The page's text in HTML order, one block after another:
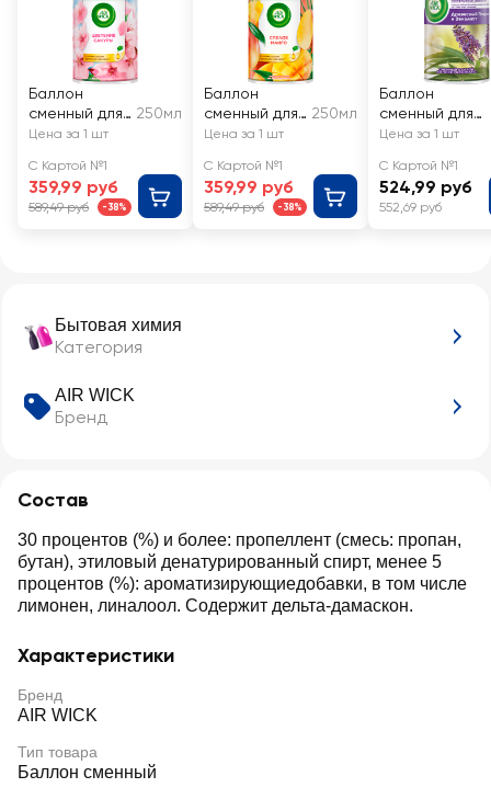
Бытовая химия
Категория
AIR WICK
Бренд
Состав
30 процентов (%) и более: пропеллент (смесь: пропан,
бутан), этиловый денатурированный спирт, менее 5
процентов (%): ароматизирующиедобавки, в том числе
лимонен, линалоол. Содержит дельта-дамаскон.
Характеристики
Бренд
AIR WICK
Тип товара
Баллон сменный
Баллон
сменный для
автоматичес
освежителя
воздуха AIR
WICK
250мл
Цена за 1 шт
С Картой №1
359,99 руб
589,49 руб -38%
Баллон
сменный для
автоматичес
освежителя
воздуха AIR
WICK
250мл
Цена за 1 шт
С Картой №1
359,99 руб
589,49 руб -38%
Баллон
сменный для
воздуха
AIRWICK
Freshmatic
Цена за 1 шт
С Картой №1
524,99 руб
552,69 руб